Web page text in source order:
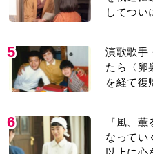
してつ
5
演歌歌手
たら〈卵
を経て復
6
『風、
なってい